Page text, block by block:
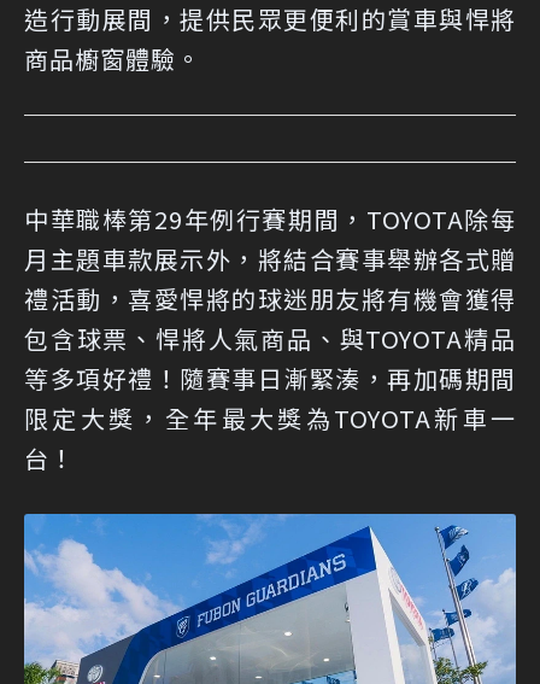
造行動展間，提供民眾更便利的賞車與悍將
商品櫥窗體驗。
中華職棒第29年例行賽期間，TOYOTA除每
月主題車款展示外，將結合賽事舉辦各式贈
禮活動，喜愛悍將的球迷朋友將有機會獲得
包含球票、悍將人氣商品、與TOYOTA精品
等多項好禮！隨賽事日漸緊湊，再加碼期間
限定大獎，全年最大獎為TOYOTA新車一
台！